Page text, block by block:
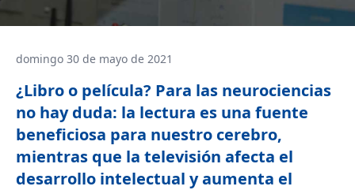
domingo 30 de mayo de 2021
¿Libro o película? Para las neurociencias
no hay duda: la lectura es una fuente
beneficiosa para nuestro cerebro,
mientras que la televisión afecta el
desarrollo intelectual y aumenta el